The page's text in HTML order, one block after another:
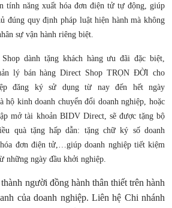
tính năng xuất hóa đơn điện tử tự động, giúp
đúng quy định pháp luật hiện hành mà không
sự vận hành riêng biệt.
dành tặng khách hàng ưu đãi đặc biệt,
lý bán hàng Direct Shop TRỌN ĐỜI cho
đăng ký sử dụng từ nay đến hết ngày
hộ kinh doanh chuyển đổi doanh nghiệp, hoặc
mở tài khoản BIDV Direct, sẽ được tặng bộ
quà tặng hấp dẫn: tặng chữ ký số doanh
đơn điện tử,…giúp doanh nghiệp tiết kiệm
những ngày đầu khởi nghiệp.
người đồng hành thân thiết trên hành
của doanh nghiệp. Liên hệ Chi nhánh